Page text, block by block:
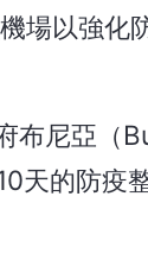
場以強化
布尼亞（
天的防疫